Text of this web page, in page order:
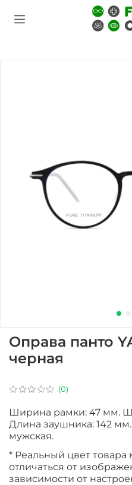
(0)
Оправа панто
черная
Ширина рамки: 47 мм.
Длина заушника: 142
мужская.
* Реальный цвет
отличаться от
зависимости от